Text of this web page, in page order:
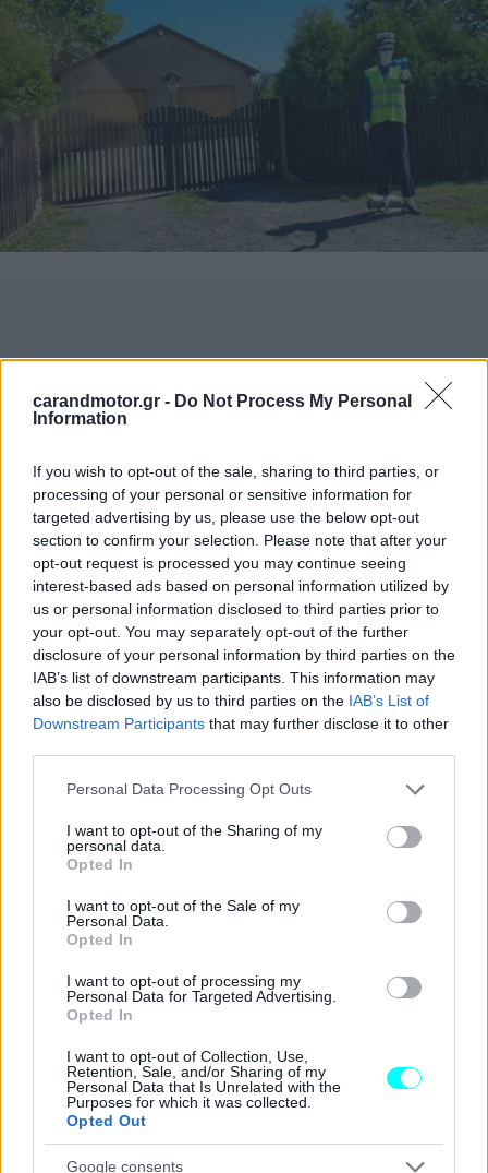
carandmotor.gr - Do Not Process My Personal
Information
If you wish to opt-out of the sale, sharing to third parties, or
processing of your personal or sensitive information for
targeted advertising by us, please use the below opt-out
section to confirm your selection. Please note that after your
opt-out request is processed you may continue seeing
interest-based ads based on personal information utilized by
us or personal information disclosed to third parties prior to
your opt-out. You may separately opt-out of the further
disclosure of your personal information by third parties on the
IAB’s list of downstream participants. This information may
also be disclosed by us to third parties on the IAB’s List of
Downstream Participants that may further disclose it to other
Please note that this website/app uses one or more Google
not limited to your visit or usage behaviour. You may click to
grant or deny consent to Google and its third-party tags to
use your data for below specified purposes in below Google
consent section.
Personal Data Processing Opt Outs
I want to opt-out of the Sharing of my
personal data.
Opted In
I want to opt-out of the Sale of my
Personal Data.
Opted In
I want to opt-out of processing my
Personal Data for Targeted Advertising.
Opted In
I want to opt-out of Collection, Use,
Retention, Sale, and/or Sharing of my
Personal Data that Is Unrelated with the
Purposes for which it was collected.
Opted Out
Google consents
Μπορεί να μην φοράει στολή, ούτε καν αστυνομικό
καπέλο, αλλά από απόσταση το περίγραμμα ενός ατόμου
κάποιο αντικείμενο είναιικανό να κάνει τους οδηγούς
να επιβραδύνουν ενστικτωδώς, ακόμα κι αν δεν
κινδυνεύουν να πάρουν κλήση. Άλλωστε αυτός είναι ο
σκοπός του.